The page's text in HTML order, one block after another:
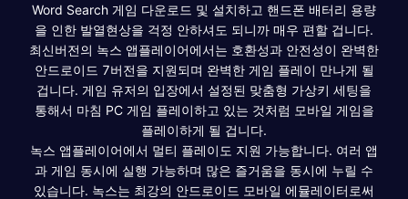
Word Search 게임 다운로드 및 설치하고 핸드폰 배터리 용량
을 인한 발열현상을 걱정 안하셔도 되니까 매우 편할 겁니다.
최신버전의 녹스 앱플레이어에서는 호환성과 안전성이 완벽한
안드로이드 7버전을 지원되며 완벽한 게임 플레이 만나게 될
겁니다. 게임 유저의 입장에서 설정된 맞춤형 가상키 세팅을
통해서 마침 PC 게임 플레이하고 있는 것처럼 모바일 게임을
플레이하게 될 겁니다.
녹스 앱플레이어에서 멀티 플레이도 지원 가능합니다. 여러 앱
과 게임 동시에 실행 가능하며 많은 즐거움을 동시에 누릴 수
있습니다. 녹스는 최강의 안드로이드 모바일 에뮬레이터로써